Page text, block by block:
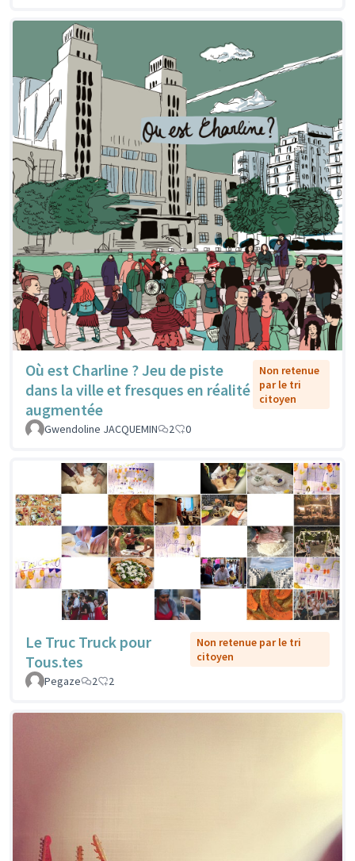
Où est Charline ? Jeu de piste
dans la ville et fresques en réalité
augmentée
Non retenue
par le tri
citoyen
Gwendoline JACQUEMIN 2 0
Le Truc Truck pour
Tous.tes
Non retenue par le tri
citoyen
Pegaze
2 2